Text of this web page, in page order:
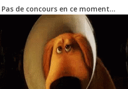
Pas de concours en ce moment…